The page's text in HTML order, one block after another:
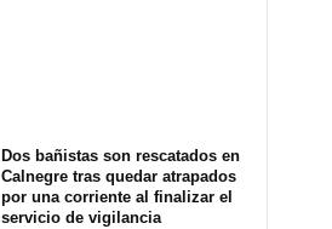
Dos bañistas son rescatados en
Calnegre tras quedar atrapados
por una corriente al finalizar el
servicio de vigilancia